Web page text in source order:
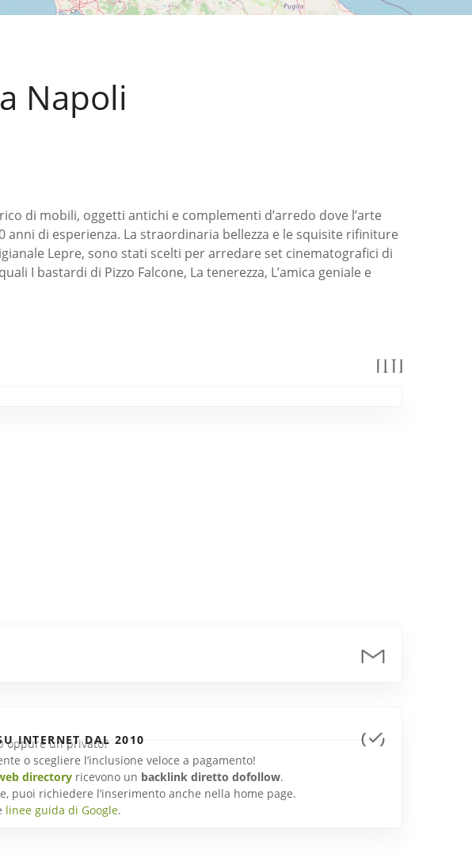
Napoli
di mobili, oggetti antichi e complementi d’arredo dove l’arte
di esperienza. La straordinaria bellezza e le squisite rifiniture
Lepre, sono stati scelti per arredare set cinematografici di
I bastardi di Pizzo Falcone, La tenerezza, L’amica geniale e
INTERNET DAL 2010
oppure un privato?
o scegliere l’inclusione veloce a pagamento!
directoryricevono un backlink diretto dofollow.
puoi richiedere l’inserimento anche nella home page.
linee guida di Google.